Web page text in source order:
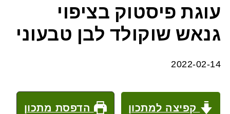
עוגת פיסטוק בציפוי
גנאש שוקולד לבן טבעוני
2022-02-14
קפיצה למתכון הדפסת מתכון